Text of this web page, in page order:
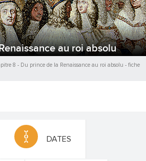
au roi absolu
8 - Du prince de la Renaissance au roi absolu - fiche
DATES